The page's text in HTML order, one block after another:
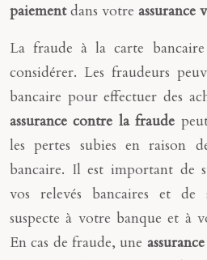
paiementdans votre assurance
La fraude à la carte
considérer. Les fraudeurs
bancaire pour effectuer des
assurance contre la fraude
les pertes subies en raison
bancaire. Il est important de
vos relevés bancaires et
suspecte à votre banque et à
En cas de fraude, une